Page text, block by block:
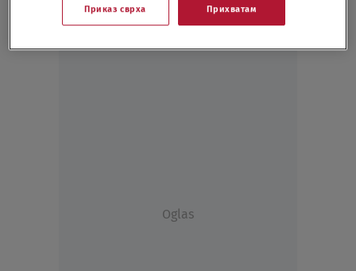
Oglas
Приказ сврха Прихватам